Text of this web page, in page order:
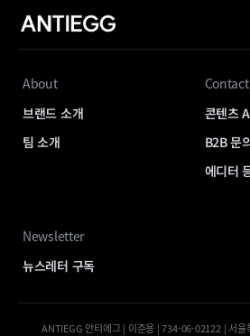
About
브랜드 소개
팀 소개
Contact
콘텐츠
B2B 문
에디터
Newsletter
뉴스레터 구독
ANTIEGG 안티에그 | 이준용 | 734-06-02122 | 서울